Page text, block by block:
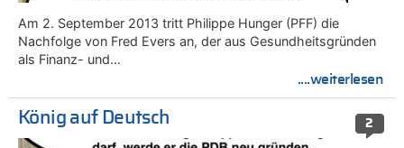
Am 2. September 2013 tritt Philippe Hunger (PFF) die
Nachfolge von Fred Evers an, der aus Gesundheitsgründen
als Finanz- und…
....weiterlesen
2
König auf Deutsch